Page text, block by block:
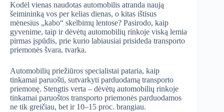
Kodėl vienas naudotas automobilis atranda naują
šeimininką vos per kelias dienas, o kitas ištisus
mėnesius „kabo“ skelbimų lentose? Pasirodo, kaip
gyvenime, taip ir dėvėtų automobilių rinkoje viską lemia
pirmas įspūdis, prie kurio labiausiai prisideda transporto
priemonės švara, tvarka.
Automobilių priežiūros specialistai pataria, kaip
tinkamai paruošti, sutvarkyti parduodamą transporto
priemonę. Stengtis verta – dėvėtų automobilių rinkoje
tinkamai paruoštos transporto priemonės parduodamos
ne tik greičiau, bet ir 10–15 proc. brangiau.